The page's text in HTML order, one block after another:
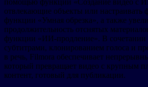
помощью функции «Создание видео с
отвлекающие объекты или
функции «Умная обрезка», а также
продолжительность отснятых
функции «ИИ-продление». В сочетании
субтитрами, клонированием голоса и
в речь, Filmora обеспечивает
который превращает видео с крупным
контент, готовый для публикации.